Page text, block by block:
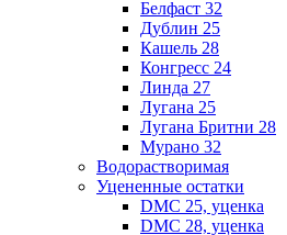
Белфаст 32
Дублин 25
Кашель 28
Конгресс 24
Линда 27
Лугана 25
Лугана Бритни 28
Мурано 32
Водорастворимая
Уцененные остатки
DMC 25, уценка
DMC 28, уценка